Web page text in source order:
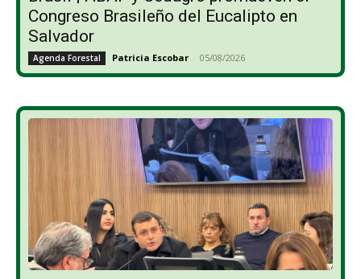
Congreso Brasileño del Eucalipto en
Salvador
Agenda Forestal Patricia Escobar - 05/08/2026